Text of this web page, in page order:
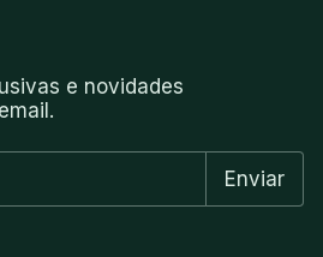
e novidades